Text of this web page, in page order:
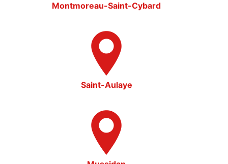
Montmoreau-Saint-Cybard
Saint-Aulaye